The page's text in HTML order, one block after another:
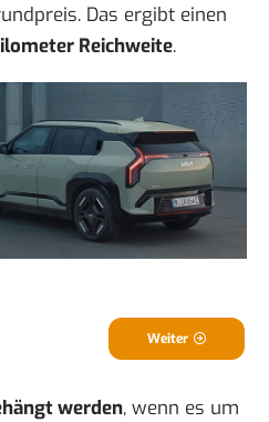
Das ergibt einen
Reichweite.
Weiter
werden, wenn es um